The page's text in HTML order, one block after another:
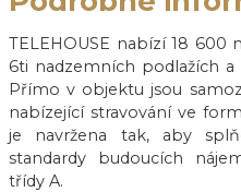
TELEHOUSE nabízí 18 600
6ti nadzemních podlažích
Přímo v objektu jsou
nabízející stravování ve
je navržena tak, aby
standardy budoucích
třídy A.